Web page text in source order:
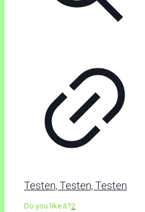
Testen, Testen, Testen
Do you like it?2